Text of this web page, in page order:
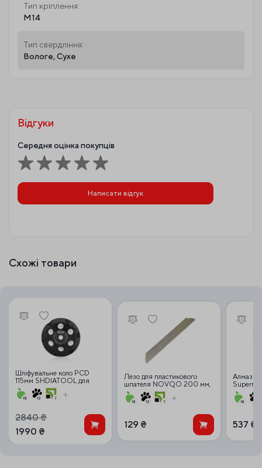
Тип кріплення:
М14
Тип свердління:
Вологе, Сухе
Відгуки
Середня оцінка покупців
Написати відгук
Схожі товари
Шліфувальне коло PCD
115мм SHDIATOOL для
видалення епоксидного
клею, мастики, фарби…
2840₴
1990 ₴
Лезо для пластикового
шпателя NOVQO 200 мм,
0.5 мм (пряме)
129 ₴ 537 ₴